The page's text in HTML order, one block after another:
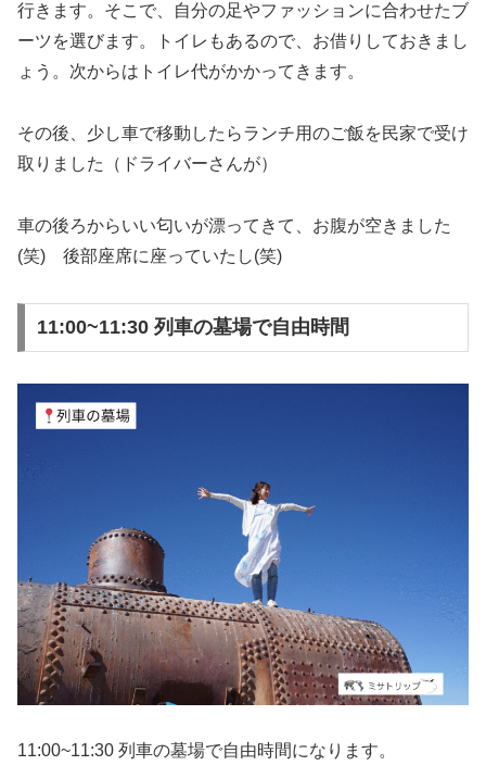
行きます。そこで、自分の足やファッションに合わせたブ
ーツを選びます。トイレもあるので、お借りしておきまし
ょう。次からはトイレ代がかかってきます。
その後、少し車で移動したらランチ用のご飯を民家で受け
取りました（ドライバーさんが）
車の後ろからいい匂いが漂ってきて、お腹が空きました
(笑) 後部座席に座っていたし(笑)
11:00~11:30 列車の墓場で自由時間
11:00~11:30 列車の墓場で自由時間になります。